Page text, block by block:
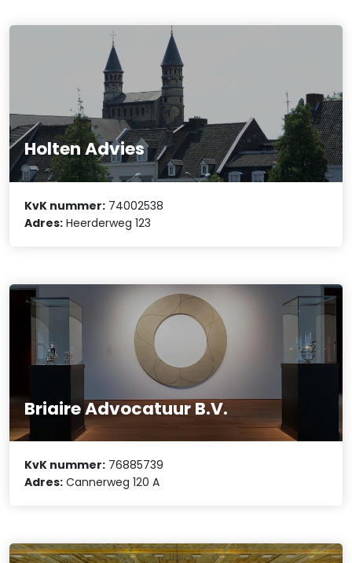
Holten Advies
KvK nummer: 74002538
Adres: Heerderweg 123
Briaire Advocatuur B.V.
KvK nummer: 76885739
Adres: Cannerweg 120 A